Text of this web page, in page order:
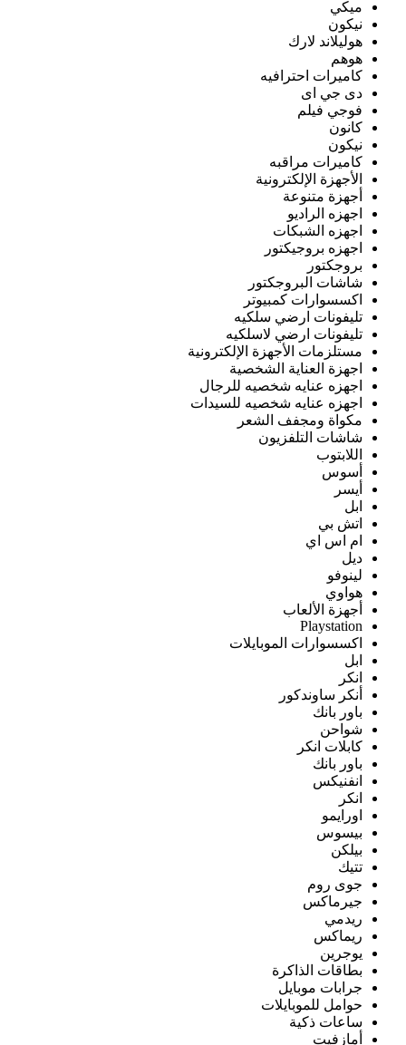
ميكي
نيكون
هوليلاند لارك
هوهم
كاميرات احترافيه
دى جي اى
فوجي فيلم
كانون
نيكون
كاميرات مراقبه
الأجهزة الإلكترونية
أجهزة متنوعة
اجهزه الراديو
اجهزه الشبكات
اجهزه بروجيكتور
بروجكتور
شاشات البروجكتور
اكسسوارات كمبيوتر
تليفونات ارضي سلكيه
تليفونات ارضي لاسلكيه
مستلزمات الأجهزة الإلكترونية
اجهزة العناية الشخصية
اجهزه عنايه شخصيه للرجال
اجهزه عنايه شخصيه للسيدات
مكواة ومجفف الشعر
شاشات التلفزيون
اللابتوب
أسوس
أيسر
ابل
اتش بي
ام اس اي
ديل
لينوفو
هواوي
أجهزة الألعاب
Playstation
اكسسوارات الموبايلات
ابل
انكر
أنكر ساوندكور
باور بانك
شواحن
كابلات انكر
باور بانك
انفنيكس
انكر
اورايمو
بيسوس
بيلكن
تتيك
جوى روم
جيرماكس
ريدمي
ريماكس
يوجرين
بطاقات الذاكرة
جرابات موبايل
حوامل للموبايلات
ساعات ذكية
أمازفيت